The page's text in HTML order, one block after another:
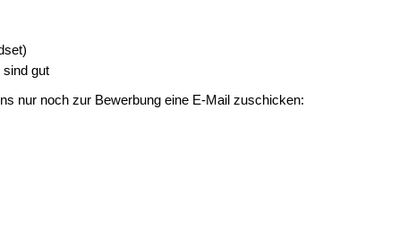
sind gut
nur noch zur Bewerbung eine E-Mail zuschicken: